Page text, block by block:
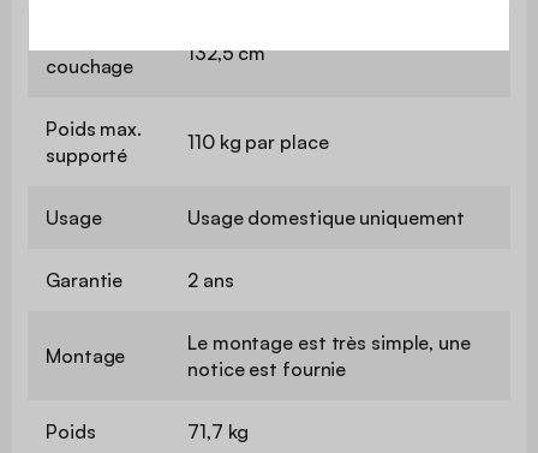
couchage
132,5 cm
Poids max.
supporté
110 kg par place
Usage Usage domestique uniquement
Garantie 2 ans
Montage
Le montage est très simple, une
notice est fournie
Poids 71,7 kg